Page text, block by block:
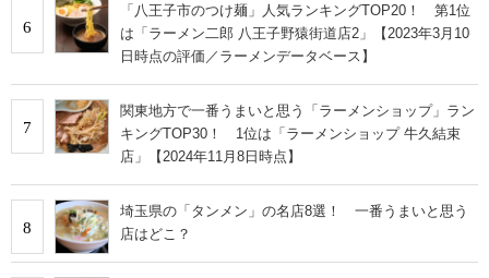
6
「八王子市のつけ麺」人気ランキングTOP20！ 第1位
は「ラーメン二郎 八王子野猿街道店2」【2023年3月10
日時点の評価／ラーメンデータベース】
7
関東地方で一番うまいと思う「ラーメンショップ」ラン
キングTOP30！ 1位は「ラーメンショップ 牛久結束
店」【2024年11月8日時点】
8
埼玉県の「タンメン」の名店8選！ 一番うまいと思う
店はどこ？